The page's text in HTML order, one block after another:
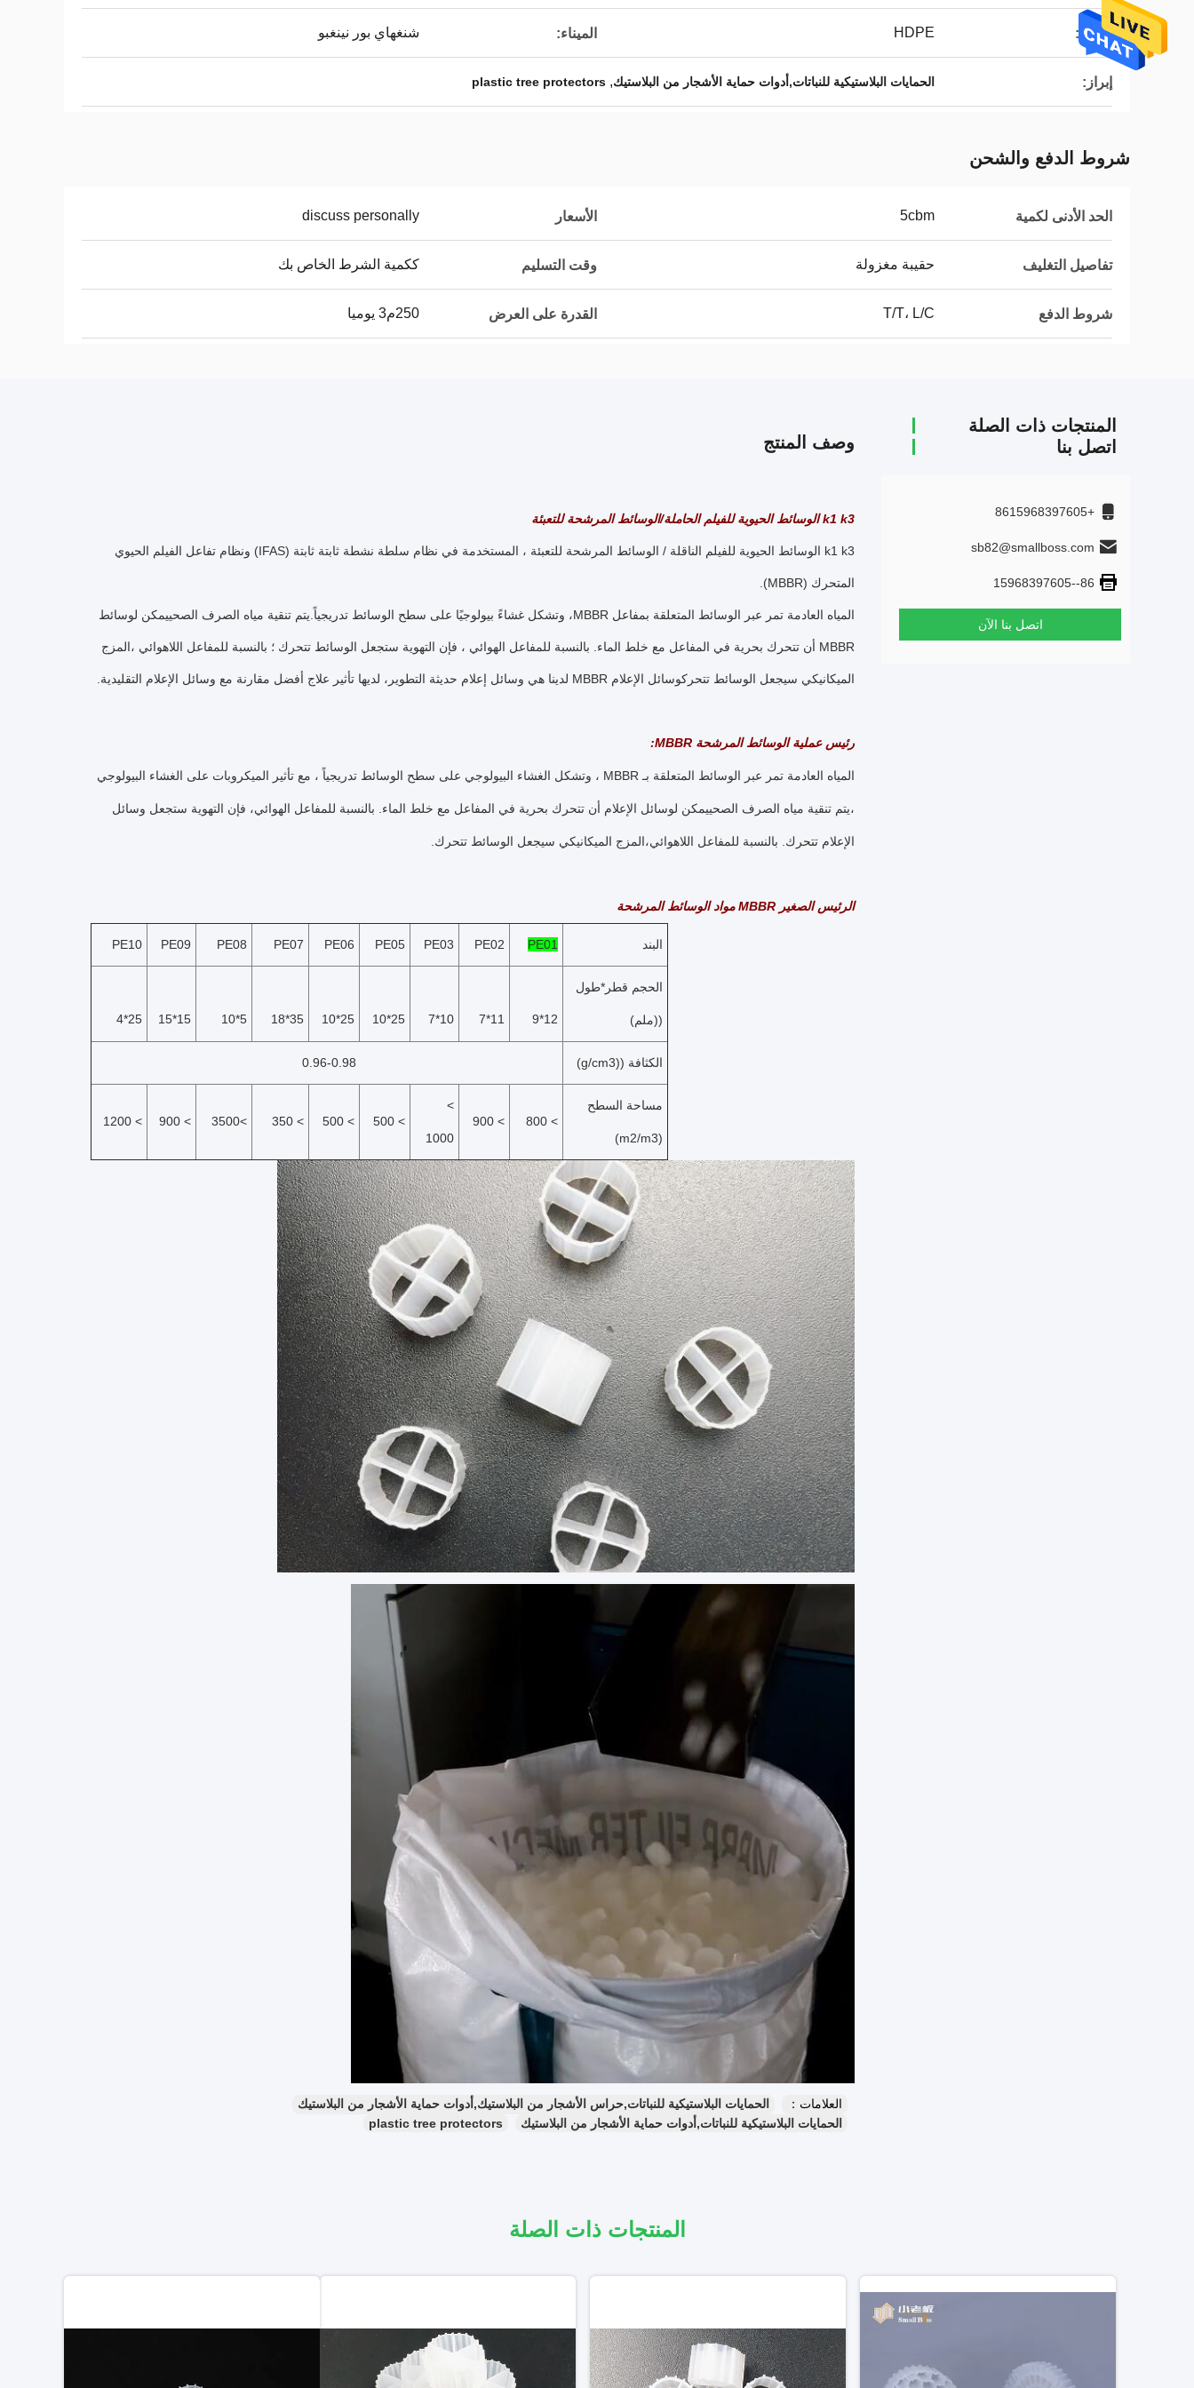
المواد: HDPE الميناء: شنغهاي بور نينغبو
إبراز: الحمايات البلاستيكية للنباتات,أدوات حماية الأشجار من البلاستيك,
plastic tree protectors
شروط الدفع والشحن
الحد الأدنى لكمية 5cbm الأسعار discuss personally
تفاصيل التغليف حقيبة مغزولة وقت التسليم ككمية الشرط الخاص بك
شروط الدفع T/T، L/C القدرة على العرض 250م3 يوميا
المنتجات ذات الصلة
اتصل بنا
+8615968397605
sb82@smallboss.com
86--15968397605
اتصل بنا الآن
وصف المنتج
k1 k3 الوسائط الحيوية للفيلم الحاملة/الوسائط المرشحة للتعبئة
k1 k3 الوسائط الحيوية للفيلم الناقلة / الوسائط المرشحة للتعبئة ، المستخدمة في نظام سلطة نشطة ثابتة ثابتة (IFAS) ونظام تفاعل الفيلم الحيوي
المتحرك (MBBR).
المياه العادمة تمر عبر الوسائط المتعلقة بمفاعل MBBR، وتشكل غشاءً بيولوجيًا على سطح الوسائط تدريجياً.يتم تنقية مياه الصرف الصحييمكن لوسائط
MBBR أن تتحرك بحرية في المفاعل مع خلط الماء. بالنسبة للمفاعل الهوائي ، فإن التهوية ستجعل الوسائط تتحرك ؛ بالنسبة للمفاعل اللاهوائي ،المزج
الميكانيكي سيجعل الوسائط تتحركوسائل الإعلام MBBR لدينا هي وسائل إعلام حديثة التطوير، لديها تأثير علاج أفضل مقارنة مع وسائل الإعلام التقليدية.
رئيس عملية الوسائط المرشحة MBBR:
المياه العادمة تمر عبر الوسائط المتعلقة بـ MBBR ، وتشكل الغشاء البيولوجي على سطح الوسائط تدريجياً ، مع تأثير الميكروبات على الغشاء البيولوجي
،يتم تنقية مياه الصرف الصحييمكن لوسائل الإعلام أن تتحرك بحرية في المفاعل مع خلط الماء. بالنسبة للمفاعل الهوائي، فإن التهوية ستجعل وسائل
الإعلام تتحرك. بالنسبة للمفاعل اللاهوائي،المزج الميكانيكي سيجعل الوسائط تتحرك.
الرئيس الصغير MBBR مواد الوسائط المرشحة
البند PE01
PE02
PE03
PE05
PE06
PE07
PE08
PE09
PE10
الحجم قطر*طول
((ملم) 12*9
11*7
10*7
25*10
25*10
35*18
5*10
15*15
25*4
الكثافة ((g/cm3) 0.96-0.98
مساحة السطح
(m2/m3)
> 800
> 900
>
1000
> 500
> 500
> 350
>3500
> 900
> 1200
العلامات：
الحمايات البلاستيكية للنباتات,حراس الأشجار من البلاستيك,أدوات حماية الأشجار من البلاستيك
الحمايات البلاستيكية للنباتات,أدوات حماية الأشجار من البلاستيك
plastic tree protectors
المنتجات ذات الصلة